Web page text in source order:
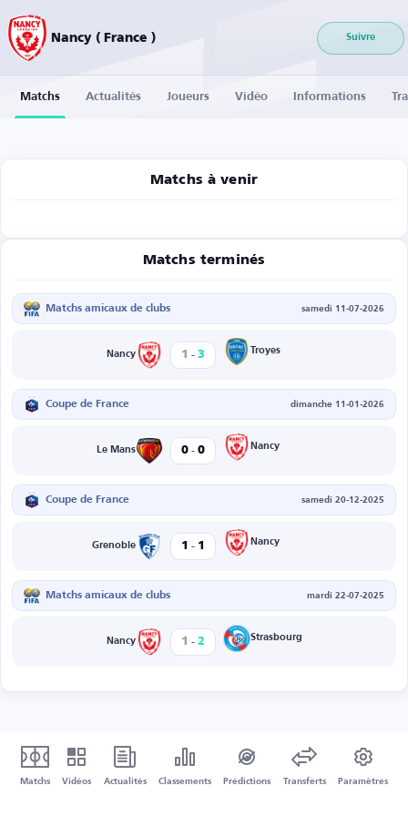
Nancy ( France ) Suivre
Matchs Actualités Joueurs Vidéo Informations
Matchs à venir
Matchs terminés
Matchs amicaux de clubs samedi 11-07-2026
Nancy 1 - 3 Troyes
Coupe de France dimanche 11-01-2026
Le Mans 0 - 0 Nancy
Coupe de France samedi 20-12-2025
Grenoble 1 - 1 Nancy
Matchs amicaux de clubs mardi 22-07-2025
Nancy 1 - 2 Strasbourg
Matchs Vidéos Actualités Classements Prédictions Transferts Paramètres